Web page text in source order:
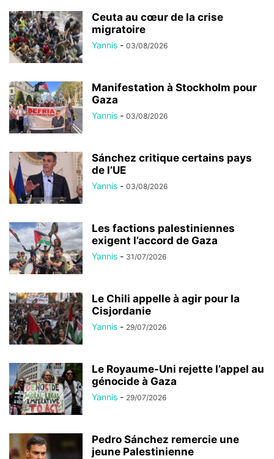
Ceuta au cœur de la crise
migratoire
Yannis - 03/08/2026
Manifestation à Stockholm pour
Gaza
Yannis - 03/08/2026
Sánchez critique certains pays
de l’UE
Yannis - 03/08/2026
Les factions palestiniennes
exigent l’accord de Gaza
Yannis - 31/07/2026
Le Chili appelle à agir pour la
Cisjordanie
Yannis - 29/07/2026
Le Royaume-Uni rejette l’appel au
génocide à Gaza
Yannis - 29/07/2026
Pedro Sánchez remercie une
jeune Palestinienne